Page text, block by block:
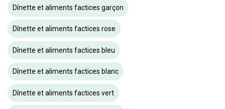
Dînette et aliments factices garçon
Dînette et aliments factices rose
Dînette et aliments factices bleu
Dînette et aliments factices blanc
Dînette et aliments factices vert